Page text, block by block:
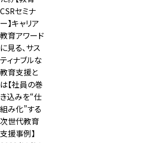
CSRセミナ
ー】キャリア
教育アワード
に見る、サス
ティナブルな
教育支援と
は【社員の巻
き込みを“仕
組み化”する
次世代教育
支援事例】